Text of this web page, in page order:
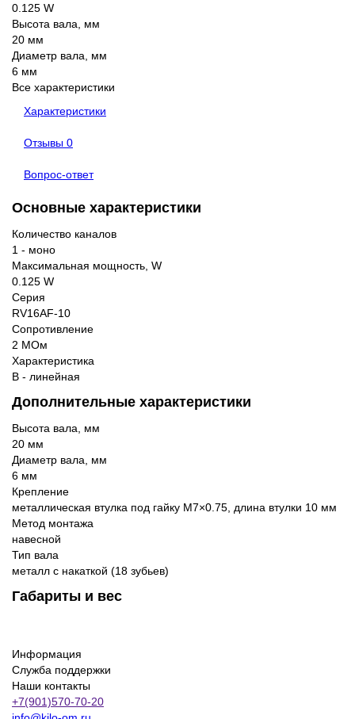
0.125 W
Высота вала, мм
20 мм
Диаметр вала, мм
6 мм
Все характеристики
Характеристики
Отзывы 0
Вопрос-ответ
Основные характеристики
Количество каналов
1 - моно
Максимальная мощность, W
0.125 W
Серия
RV16AF-10
Сопротивление
2 МОм
Характеристика
B - линейная
Дополнительные характеристики
Высота вала, мм
20 мм
Диаметр вала, мм
6 мм
Крепление
металлическая втулка под гайку M7×0.75, длина втулки 10 мм
Метод монтажа
навесной
Тип вала
металл с накаткой (18 зубьев)
Габариты и вес
Информация
Служба поддержки
Наши контакты
+7(901)570-70-20